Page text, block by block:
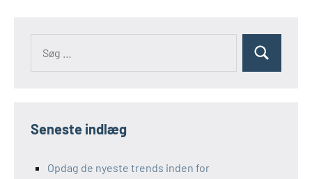
Seneste indlæg
Opdag de nyeste trends inden for